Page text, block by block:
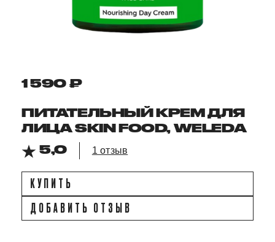
1 590 ₽
ПИТАТЕЛЬНЫЙ КРЕМ ДЛЯ
ЛИЦА SKIN FOOD, WELEDA
5,0
1 отзыв
КУПИТЬ
ДОБАВИТЬ ОТЗЫВ